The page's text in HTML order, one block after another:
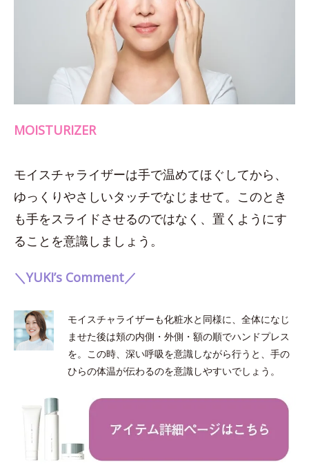
MOISTURIZER
モイスチャライザーは手で温めてほぐしてから、
ゆっくりやさしいタッチでなじませて。このとき
も手をスライドさせるのではなく、置くようにす
ることを意識しましょう。
＼YUKI’s Comment／
モイスチャライザーも化粧水と同様に、全体になじ
ませた後は頬の内側・外側・額の順でハンドプレス
を。この時、深い呼吸を意識しながら行うと、手の
ひらの体温が伝わるのを意識しやすいでしょう。